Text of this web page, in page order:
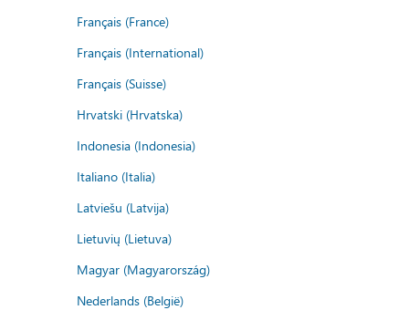
Français (France)
Français (International)
Français (Suisse)
Hrvatski (Hrvatska)
Indonesia (Indonesia)
Italiano (Italia)
Latviešu (Latvija)
Lietuvių (Lietuva)
Magyar (Magyarország)
Nederlands (België)